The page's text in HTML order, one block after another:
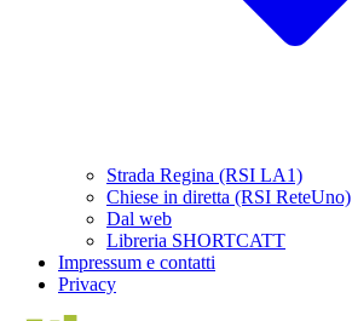
Strada Regina (RSI LA1)
Chiese in diretta (RSI ReteUno)
Dal web
Libreria SHORTCATT
Impressum e contatti
Privacy